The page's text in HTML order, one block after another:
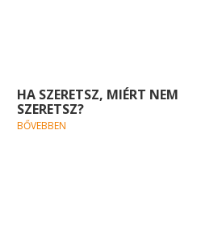
HA SZERETSZ, MIÉRT NEM
SZERETSZ?
BŐVEBBEN